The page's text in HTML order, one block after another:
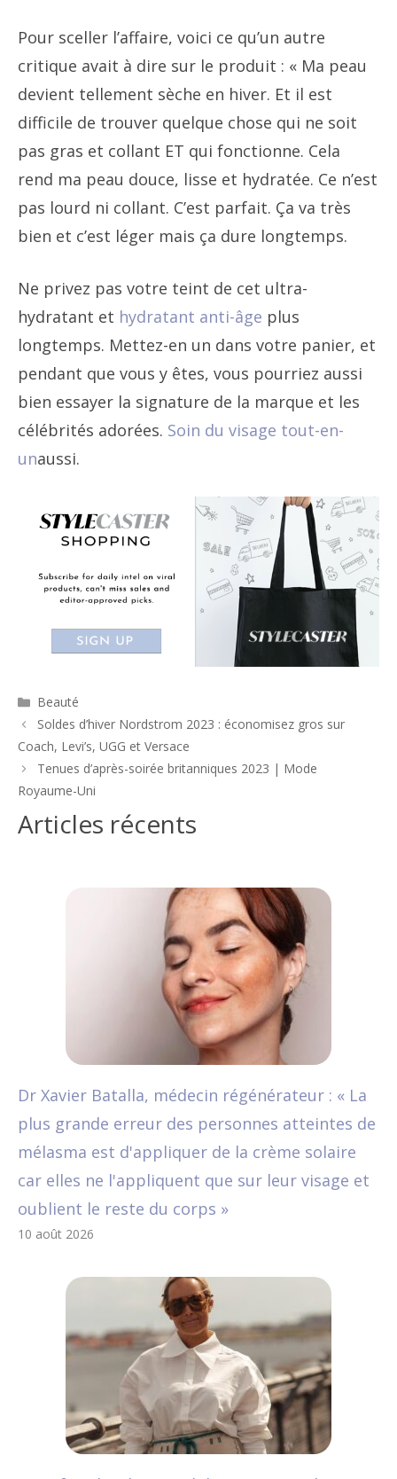
Pour sceller l’affaire, voici ce qu’un autre
critique avait à dire sur le produit : « Ma peau
devient tellement sèche en hiver. Et il est
difficile de trouver quelque chose qui ne soit
pas gras et collant ET qui fonctionne. Cela
rend ma peau douce, lisse et hydratée. Ce n’est
pas lourd ni collant. C’est parfait. Ça va très
bien et c’est léger mais ça dure longtemps.
Ne privez pas votre teint de cet ultra-
hydratant et hydratant anti-âge plus
longtemps. Mettez-en un dans votre panier, et
pendant que vous y êtes, vous pourriez aussi
bien essayer la signature de la marque et les
célébrités adorées. Soin du visage tout-en-
unaussi.
Catégories
Beauté
Navigation
des
articles
Soldes d’hiver Nordstrom 2023 : économisez gros sur
Coach, Levi’s, UGG et Versace
Tenues d’après-soirée britanniques 2023 | Mode
Royaume-Uni
Articles récents
Dr Xavier Batalla, médecin régénérateur : « La
plus grande erreur des personnes atteintes de
mélasma est d'appliquer de la crème solaire
car elles ne l'appliquent que sur leur visage et
oublient le reste du corps »
10 août 2026